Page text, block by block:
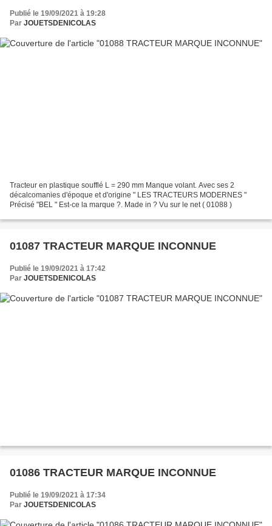
Publié le 19/09/2021 à 19:28
Par JOUETSDENICOLAS
Tracteur en plastique soufflé L = 290 mm Manque volant. Avec ses 2
décalcomanies d'époque et d'origine " LES TRACTEURS MODERNES "
Précisé "BEL " Est-ce la marque ?. Made in ? Vu sur le net ( 01088 )
01087 TRACTEUR MARQUE INCONNUE
Publié le 19/09/2021 à 17:42
Par JOUETSDENICOLAS
01086 TRACTEUR MARQUE INCONNUE
Publié le 19/09/2021 à 17:34
Par JOUETSDENICOLAS